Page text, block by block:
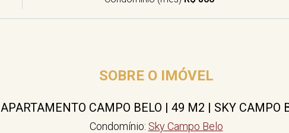
SOBRE O IMÓVEL
APARTAMENTO CAMPO BELO | 49 M2 | SKY CAMPO
Condomínio: Sky Campo Belo